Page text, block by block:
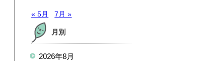
« 5月 7月 »
月別
2026年8月